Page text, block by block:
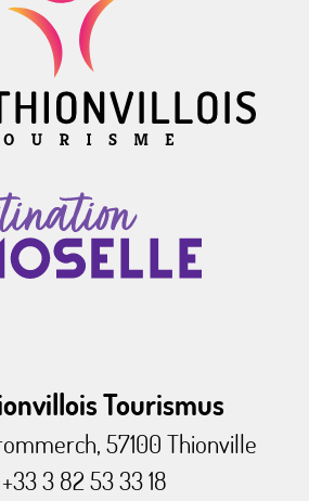
Tourismus
57100 Thionville
3 82 53 33 18